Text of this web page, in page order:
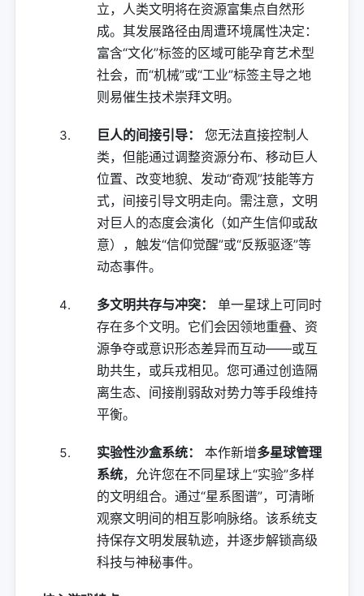
立，人类文明将在资源富集点自然形
成。其发展路径由周遭环境属性决定：
富含“文化”标签的区域可能孕育艺术型
社会，而“机械”或“工业”标签主导之地
则易催生技术崇拜文明。
巨人的间接引导：
您无法直接控制人
类，但能通过调整资源分布、移动巨人
位置、改变地貌、发动“奇观”技能等方
式，间接引导文明走向。需注意，文明
对巨人的态度会演化（如产生信仰或敌
意），触发“信仰觉醒”或“反叛驱逐”等
动态事件。
多文明共存与冲突：
单一星球上可同时
存在多个文明。它们会因领地重叠、资
源争夺或意识形态差异而互动——或互
助共生，或兵戎相见。您可通过创造隔
离生态、间接削弱敌对势力等手段维持
平衡。
实验性沙盒系统： 本作新增多星球管理
系统，允许您在不同星球上“实验”多样
的文明组合。通过“星系图谱”，可清晰
观察文明间的相互影响脉络。该系统支
持保存文明发展轨迹，并逐步解锁高级
科技与神秘事件。